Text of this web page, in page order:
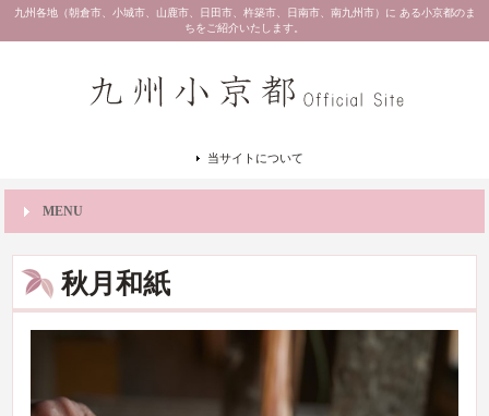
九州各地（朝倉市、小城市、山鹿市、日田市、杵築市、日南市、南九州市）に ある小京都のま
ちをご紹介いたします。
当サイトについて
MENU
秋月和紙